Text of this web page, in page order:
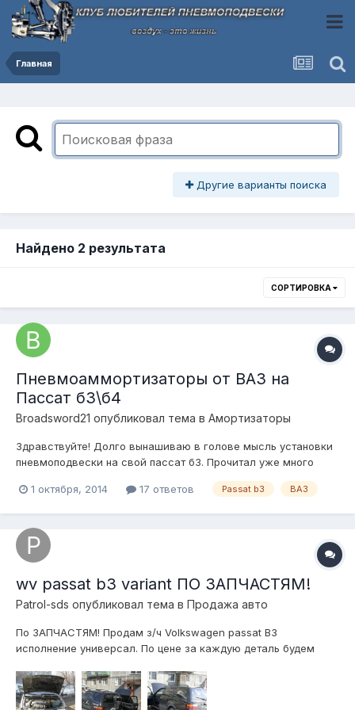
Главная
Другие варианты поиска
Найдено 2 результата
СОРТИРОВКА
Пневмоаммортизаторы от ВАЗ на
Пассат б3\б4
Broadsword21 опубликовал тема в Амортизаторы
Здравствуйте! Долго вынашиваю в голове мысль установки
пневмоподвески на свой пассат б3. Прочитал уже много
стойках Bilstein, но не хочется сильно заморачиваться со
под параметры стоек и т.д.)...
1 октября, 2014 17 ответов Passat b3 ВАЗ
wv passat b3 variant ПО ЗАПЧАСТЯМ!
Patrol-sds опубликовал тема в Продажа авто
По ЗАПЧАСТЯМ! Продам з/ч Volkswagen passat B3
исполнение универсал. По цене за каждую деталь будем
город Первоуральск, Свердловская обл. Телефон
+791220885трисемь. Или в личку.